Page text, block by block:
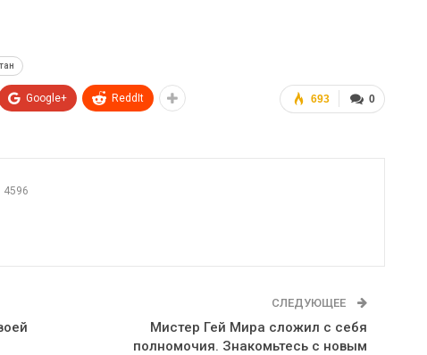
0
693
Google+ ReddIt
4596
СЛЕДУЮЩЕЕ
Мистер Гей Мира сложил с себя
полномочия. Знакомьтесь с новым